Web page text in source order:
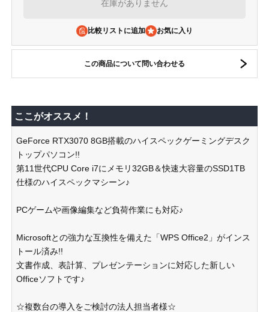
在庫がありません
比較リストに追加
この商品について問い合わせる
ここがオススメ！
GeForce RTX3070 8GB搭載のハイスペックゲーミングデスク
トップパソコン!!
第11世代CPU Core i7にメモリ32GB＆快速大容量のSSD1TB
仕様のハイスペックマシーン♪
PCゲームや画像編集など負荷作業にも対応♪
Microsoftとの強力な互換性を備えた「WPS Office2」がインス
トール済み!!
文書作成、表計算、プレゼンテーションに対応した新しい
Officeソフトです♪
☆複数台の導入をご検討の法人担当者様☆